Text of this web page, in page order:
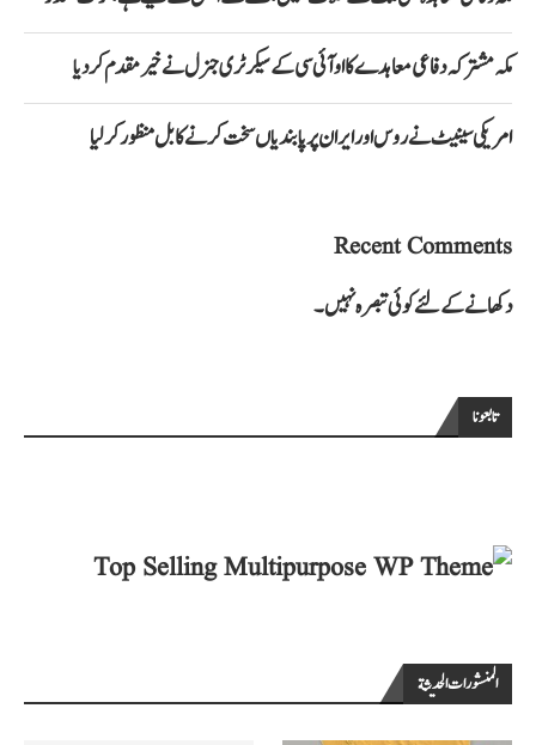
مکہ مشترکہ دفاعی معاہدے کا او آئی سی کے سیکرٹری جنرل نے خیرمقدم کردیا
امریکی سینیٹ نے روس اور ایران پر پابندیاں سخت کرنے کا بل منظور کرلیا
Recent Comments
دکھانے کے لئے کوئی تبصرہ نہیں۔
تابعونا
المنشورات الحديثة